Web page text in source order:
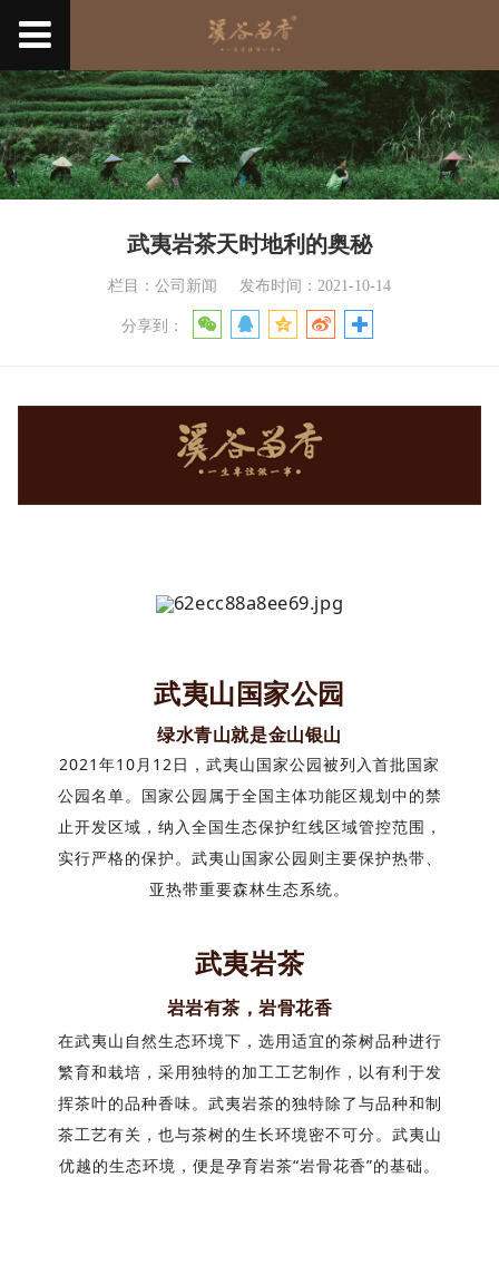
武夷岩茶天时地利的奥秘
栏目：公司新闻 发布时间：2021-10-14
分享到：
武夷山国家公园
绿水青山就是金山银山
2021年10月12日，武夷山国家公园被列入首批国家
公园名单。国家公园属于全国主体功能区规划中的禁
止开发区域，纳入全国生态保护红线区域管控范围，
实行严格的保护。武夷山国家公园则主要保护热带、
亚热带重要森林生态系统。
武夷岩茶
岩岩有茶，岩骨花香
在武夷山自然生态环境下，选用适宜的茶树品种进行
繁育和栽培，采用独特的加工工艺制作，以有利于发
挥茶叶的品种香味。武夷岩茶的独特除了与品种和制
茶工艺有关，也与茶树的生长环境密不可分。武夷山
优越的生态环境，便是孕育岩茶“岩骨花香”的基础。